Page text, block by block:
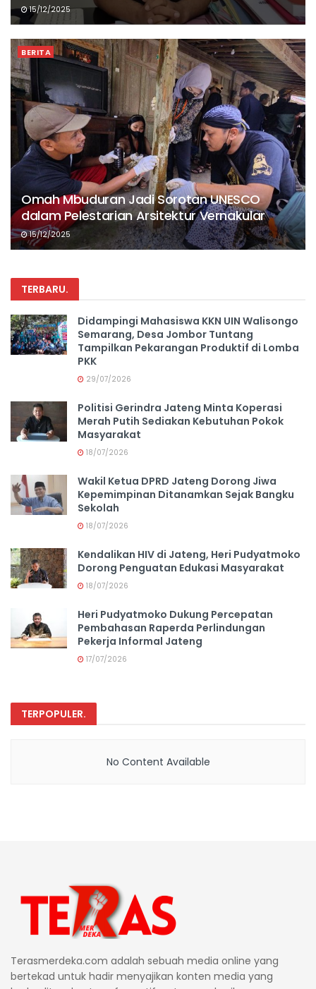
15/12/2025
BERITA
Omah Mbuduran Jadi Sorotan UNESCO
dalam Pelestarian Arsitektur Vernakular
15/12/2025
TERBARU.
Didampingi Mahasiswa KKN UIN Walisongo
Semarang, Desa Jombor Tuntang
Tampilkan Pekarangan Produktif di Lomba
PKK
29/07/2026
Politisi Gerindra Jateng Minta Koperasi
Merah Putih Sediakan Kebutuhan Pokok
Masyarakat
18/07/2026
Wakil Ketua DPRD Jateng Dorong Jiwa
Kepemimpinan Ditanamkan Sejak Bangku
Sekolah
18/07/2026
Kendalikan HIV di Jateng, Heri Pudyatmoko
Dorong Penguatan Edukasi Masyarakat
18/07/2026
Heri Pudyatmoko Dukung Percepatan
Pembahasan Raperda Perlindungan
Pekerja Informal Jateng
17/07/2026
TERPOPULER.
No Content Available
Terasmerdeka.com adalah sebuah media online yang
bertekad untuk hadir menyajikan konten media yang